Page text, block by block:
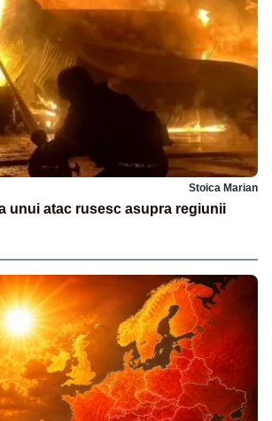
Stoica Marian
unui atac rusesc asupra regiunii